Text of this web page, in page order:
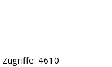
Zugriffe: 4610